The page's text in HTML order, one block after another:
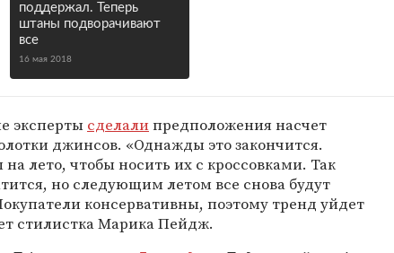
поддержал. Теперь
штаны подворачивают
все
16 мая 2018
эксперты сделалипредположения насчет
джинсов. «Однажды это закончится.
лето, чтобы носить их с кроссовками. Так
но следующим летом все снова будут
консервативны, поэтому тренд уйдет
стилистка Марика Пейдж.